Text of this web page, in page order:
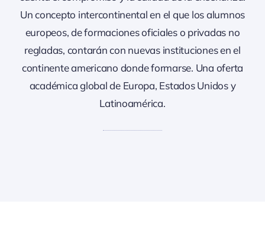
Un concepto intercontinental en el que los alumnos
europeos, de formaciones oficiales o privadas no
regladas, contarán con nuevas instituciones en el
continente americano donde formarse. Una oferta
académica global de Europa, Estados Unidos y
Latinoamérica.